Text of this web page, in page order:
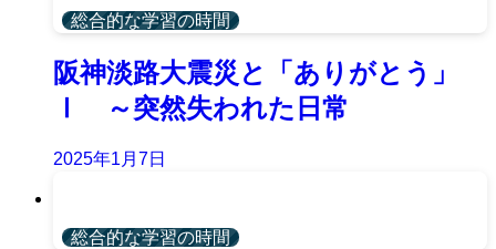
総合的な学習の時間
阪神淡路大震災と「ありがとう」
Ⅰ ～突然失われた日常
2025年1月7日
総合的な学習の時間